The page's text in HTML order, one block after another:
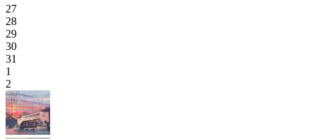
27
28
29
30
31
1
2